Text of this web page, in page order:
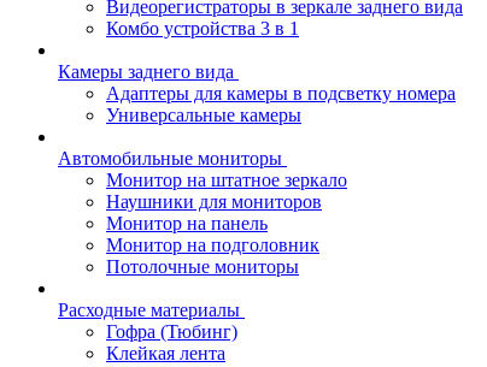
Видеорегистраторы в зеркале заднего вида
Комбо устройства 3 в 1
Камеры заднего вида
Адаптеры для камеры в подсветку номера
Универсальные камеры
Автомобильные мониторы
Монитор на штатное зеркало
Наушники для мониторов
Монитор на панель
Монитор на подголовник
Потолочные мониторы
Расходные материалы
Гофра (Тюбинг)
Клейкая лента